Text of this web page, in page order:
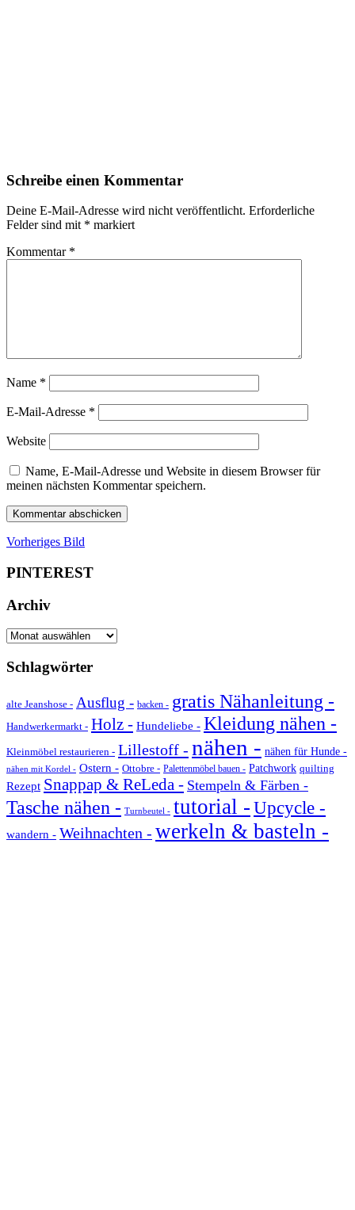
Schreibe einen Kommentar
Deine E-Mail-Adresse wird nicht veröffentlicht. Erforderliche
Felder sind mit * markiert
Kommentar *
Name *
E-Mail-Adresse *
Website
Name, E-Mail-Adresse und Website in diesem Browser für
meinen nächsten Kommentar speichern.
Vorheriges Bild
PINTEREST
Archiv
Archiv
Schlagwörter
alte Jeanshose - Ausflug - backen - gratis Nähanleitung -
Handwerkermarkt - Holz - Hundeliebe - Kleidung nähen -
Kleinmöbel restaurieren - Lillestoff - nähen - nähen für Hunde -
nähen mit Kordel - Ostern - Ottobre - Palettenmöbel bauen - Patchwork quilting
Rezept Snappap & ReLeda - Stempeln & Färben -
Tasche nähen - Turnbeutel - tutorial -Upcycle -
wandern - Weihnachten - werkeln & basteln -